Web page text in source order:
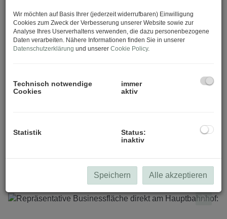
Wir möchten auf Basis Ihrer (jederzeit widerrufbaren) Einwilligung
Cookies zum Zweck der Verbesserung unserer Website sowie zur
Analyse Ihres Userverhaltens verwenden, die dazu personenbezogene
Daten verarbeiten. Nähere Informationen finden Sie in unserer
Datenschutzerklärung und unserer Cookie Policy.
Technisch notwendige
Cookies
immer
aktiv
Statistik
Status:
inaktiv
Speichern Alle akzeptieren